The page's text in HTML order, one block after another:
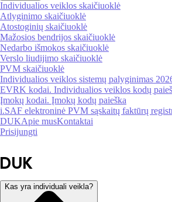
Individualios veiklos skaičiuoklė
Atlyginimo skaičiuoklė
Atostoginių skaičiuoklė
Mažosios bendrijos skaičiuoklė
Nedarbo išmokos skaičiuoklė
Verslo liudijimo skaičiuoklė
PVM skaičiuoklė
Individualios veiklos sistemų palyginimas
EVRK kodai. Individualios veiklos kodų
Įmokų kodai. Įmokų kodų paieška
i.SAF elektroninė PVM sąskaitų faktūrų
DUKApie musKontaktai
Prisijungti
DUK
Kas yra individuali veikla?